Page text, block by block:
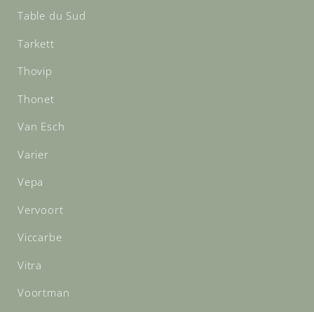
Table du Sud
Tarkett
Thovip
Thonet
Van Esch
Varier
Vepa
Vervoort
Viccarbe
Vitra
Voortman